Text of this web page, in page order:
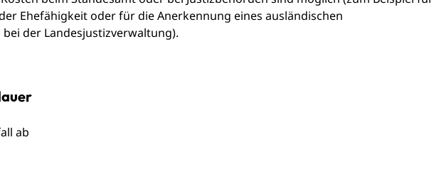
Ehefähigkeit oder für die Anerkennung eines ausländischen
der Landesjustizverwaltung).
ab